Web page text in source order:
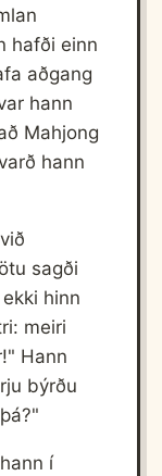
hafði einn
aðgang
hann
Mahjong
hann
sagði
hinn
meiri
Hann
býrðu
í